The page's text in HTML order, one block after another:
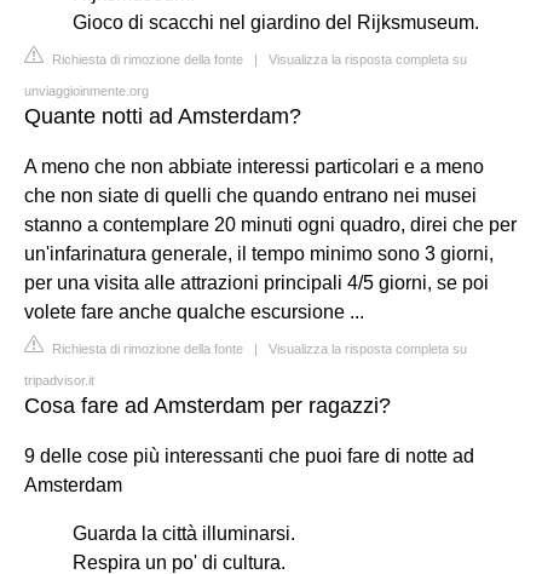
Gioco di scacchi nel giardino del Rijksmuseum.
Richiesta di rimozione della fonte | Visualizza la risposta completa su
unviaggioinmente.org
Quante notti ad Amsterdam?
A meno che non abbiate interessi particolari e a meno
che non siate di quelli che quando entrano nei musei
stanno a contemplare 20 minuti ogni quadro, direi che per
un'infarinatura generale, il tempo minimo sono 3 giorni,
per una visita alle attrazioni principali 4/5 giorni, se poi
volete fare anche qualche escursione ...
Richiesta di rimozione della fonte | Visualizza la risposta completa su
tripadvisor.it
Cosa fare ad Amsterdam per ragazzi?
9 delle cose più interessanti che puoi fare di notte ad
Amsterdam
Guarda la città illuminarsi.
Respira un po' di cultura.